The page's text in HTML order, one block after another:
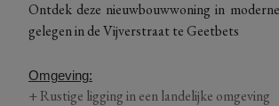
Ontdek deze nieuwbouwwoning in
gelegen in de Vijverstraat te Geetbets
Omgeving:
+ Rustige ligging in een landelijke omgeving